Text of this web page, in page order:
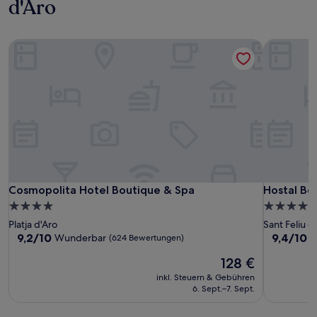
d'Aro
Cosmopolita Hotel Boutique & Spa
Cosmopolita Hotel Boutique & Spa
4.0-
Sterne-
Unterkunft
Platja d'Aro
9.2
9,2/10 Wunderbar (624 Bewertungen)
Der
Preis
beträgt
128 €
inkl. Steuern & Gebühren
6. Sept.–7. Sept.
Hostal
Hostal
4.5-
Sterne-
Sant Feliu
9.4
9,4/10